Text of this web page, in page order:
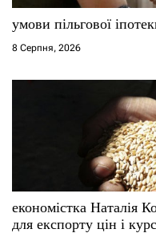
умови пільгової
8 Серпня, 2026
економістка Наталія
для експорту цін і